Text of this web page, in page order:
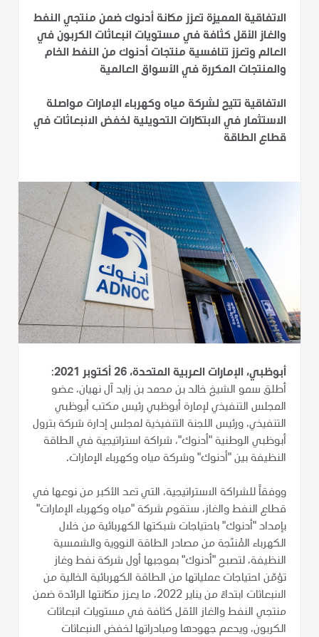
الاتفاقية المميزة تعزز مكانة أدنوك ضمن منتجي النفط
والغاز الأقل كثافة في مستويات انبعاثات الكربون في
العالم وتعزز تنافسية منتجات أدنوك من النفط الخام
والمنتجات المكررة في الأسواق العالمية
الاتفاقية تتيح لشركة مياه وكهرباء الإمارات مواصلة
الاستثمار في الابتكارات التحويلية لخفض الانبعاثات في
قطاع الطاقة
أبوظبي، الإمارات العربية المتحدة، 26 أكتوبر 2021
:
أطلق سمو الشيخ خالد بن محمد بن زايد آل نهيان، عضو
المجلس التنفيذي لإمارة أبوظبي رئيس مكتب أبوظبي
التنفيذي، ورئيس اللجنة التنفيذية لمجلس إدارة شركة بترول
أبوظبي الوطنية "أدنوك"، شراكة استراتيجية في الطاقة
النظيفة بين "أدنوك" وشركة مياه وكهرباء الإمارات.
ووفقاً للشراكة الاستراتيجية، التي تعد الأكبر من نوعها في
قطاع النفط والغاز، ستقوم شركة "مياه وكهرباء الإمارات"
بإمداد "أدنوك" باحتياجات شبكتها الكهربائية من خلال
الكهرباء المُنتَجة من مصادر الطاقة النووية والشمسية
النظيفة، لتصبح "أدنوك" بموجبها أول شركة نفط وغاز
تؤمّن احتياجات عملياتها من الطاقة الكهربائية الخالية من
الانبعاثات ابتداءً من يناير 2022، ما يعزز مكانتها الرائدة ضمن
منتجي النفط والغاز الأقل كثافة في مستويات انبعاثات
الكربون، ويدعم جهودها ومبادراتها لخفض الانبعاثات